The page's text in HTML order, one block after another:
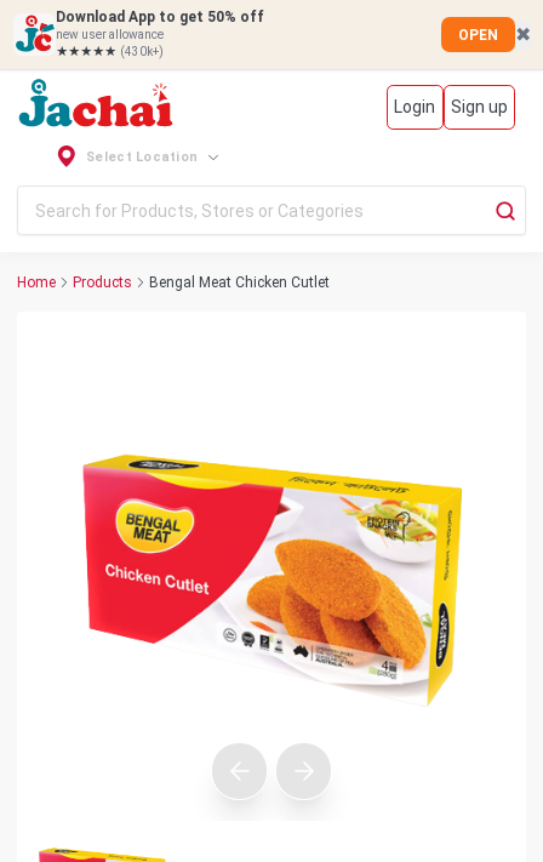
Download App to get 50% off
new user allowance
★★★★★ (430k+)
OPEN ✖
Login Sign up
Select Location
Home Products Bengal Meat Chicken Cutlet